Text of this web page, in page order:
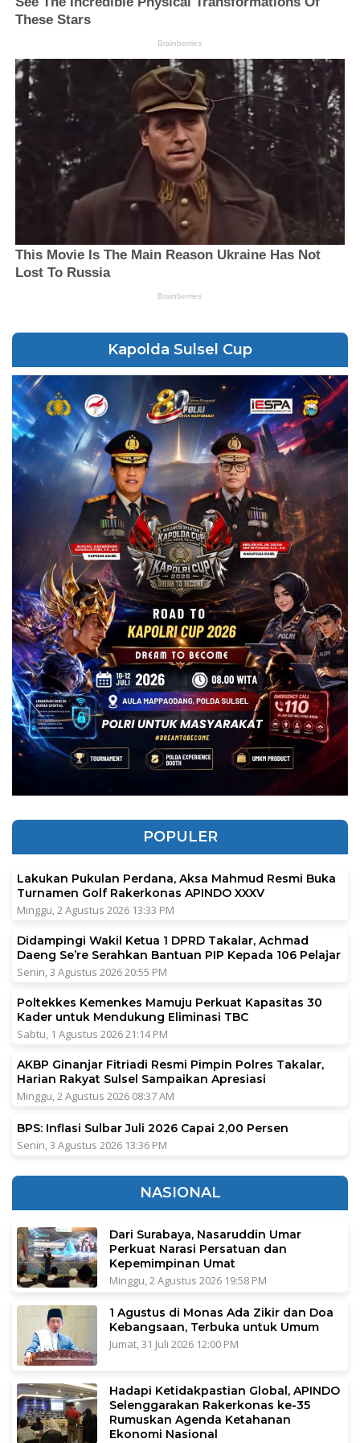
Kapolda Sulsel Cup
POPULER
Lakukan Pukulan Perdana, Aksa Mahmud Resmi Buka
Turnamen Golf Rakerkonas APINDO XXXV
Minggu, 2 Agustus 2026 13:33 PM
Didampingi Wakil Ketua 1 DPRD Takalar, Achmad
Daeng Se’re Serahkan Bantuan PIP Kepada 106 Pelajar
Senin, 3 Agustus 2026 20:55 PM
Poltekkes Kemenkes Mamuju Perkuat Kapasitas 30
Kader untuk Mendukung Eliminasi TBC
Sabtu, 1 Agustus 2026 21:14 PM
AKBP Ginanjar Fitriadi Resmi Pimpin Polres Takalar,
Harian Rakyat Sulsel Sampaikan Apresiasi
Minggu, 2 Agustus 2026 08:37 AM
BPS: Inflasi Sulbar Juli 2026 Capai 2,00 Persen
Senin, 3 Agustus 2026 13:36 PM
NASIONAL
Dari Surabaya, Nasaruddin Umar
Perkuat Narasi Persatuan dan
Kepemimpinan Umat
Minggu, 2 Agustus 2026 19:58 PM
1 Agustus di Monas Ada Zikir dan Doa
Kebangsaan, Terbuka untuk Umum
Jumat, 31 Juli 2026 12:00 PM
Hadapi Ketidakpastian Global, APINDO
Selenggarakan Rakerkonas ke-35
Rumuskan Agenda Ketahanan
Ekonomi Nasional